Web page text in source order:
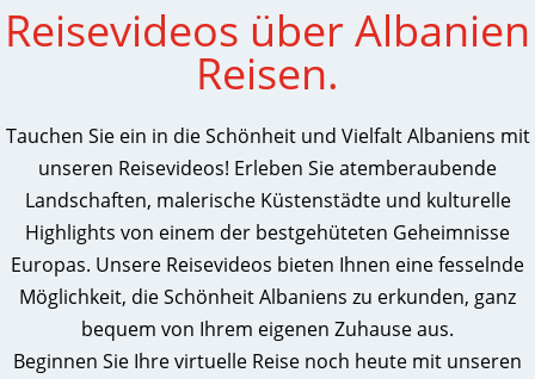
Reisevideos über Albanien
Reisen.
Tauchen Sie ein in die Schönheit und Vielfalt Albaniens mit
unseren Reisevideos! Erleben Sie atemberaubende
Landschaften, malerische Küstenstädte und kulturelle
Highlights von einem der bestgehüteten Geheimnisse
Europas. Unsere Reisevideos bieten Ihnen eine fesselnde
Möglichkeit, die Schönheit Albaniens zu erkunden, ganz
bequem von Ihrem eigenen Zuhause aus.
Beginnen Sie Ihre virtuelle Reise noch heute mit unseren